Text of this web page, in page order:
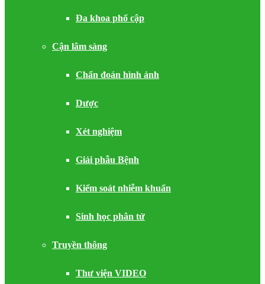
Đa khoa phổ cập
Cận lâm sàng
Chẩn đoán hình ảnh
Dược
Xét nghiệm
Giải phẫu Bệnh
Kiểm soát nhiễm khuẩn
Sinh học phân tử
Truyền thông
Thư viện VIDEO